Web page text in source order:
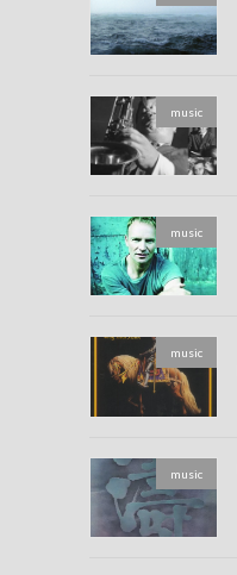
music
music
music
music